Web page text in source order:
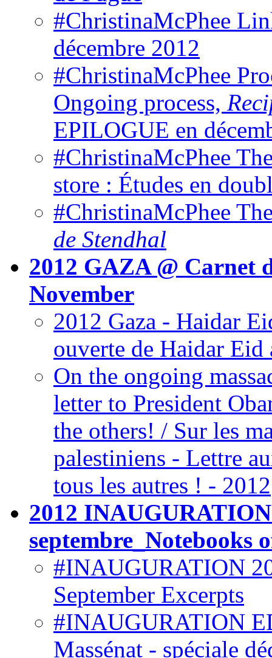
#ChristinaMcPhee
décembre 2012
#ChristinaMcPhee
Ongoing process,
EPILOGUE en
#ChristinaMcPhee
store : Études en
#ChristinaMcPhee
de Stendhal
2012 GAZA @ Carnet
November
2012 Gaza - Haidar
ouverte de Haidar Eid
On the ongoing
letter to President
the others! / Sur les
palestiniens - Lettre
tous les autres ! - 2012
2012
septembre_Notebooks
#INAUGURATION
September Excerpts
#INAUGURATION
Massénat - spéciale